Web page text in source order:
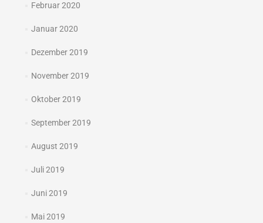
Februar 2020
Januar 2020
Dezember 2019
November 2019
Oktober 2019
September 2019
August 2019
Juli 2019
Juni 2019
Mai 2019